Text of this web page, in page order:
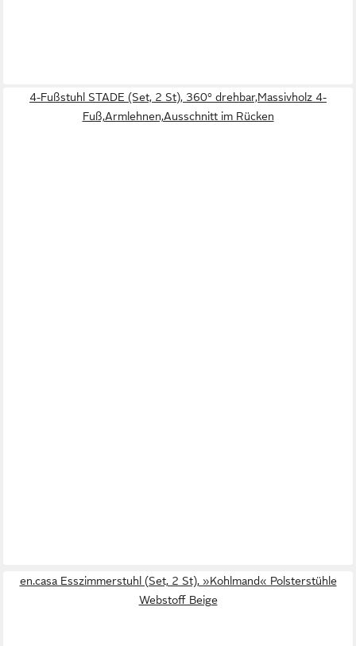
4-Fußstuhl STADE (Set, 2 St), 360° drehbar,Massivholz 4-
Fuß,Armlehnen,Ausschnitt im Rücken
en.casa Esszimmerstuhl (Set, 2 St), »Kohlmand« Polsterstühle
Webstoff Beige